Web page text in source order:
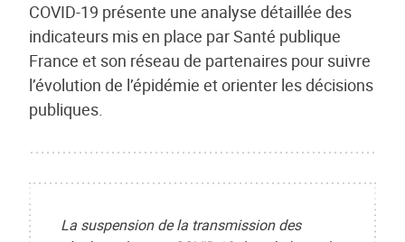
COVID-19 présente une analyse détaillée des
indicateurs mis en place par Santé publique
France et son réseau de partenaires pour suivre
l’évolution de l’épidémie et orienter les décisions
publiques.
La suspension de la transmission des